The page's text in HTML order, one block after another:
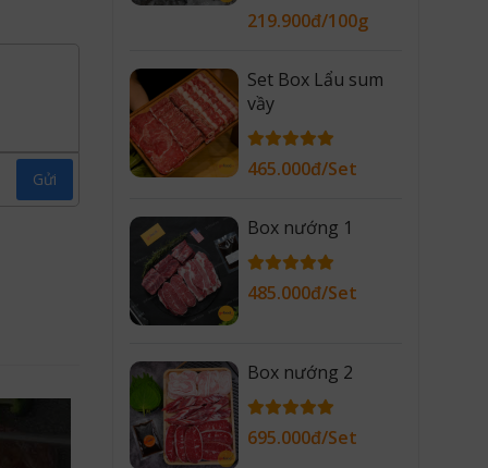
Gửi
219.900đ/100g
Set Box Lẩu sum
vầy
465.000đ/Set
Box nướng 1
485.000đ/Set
Box nướng 2
695.000đ/Set